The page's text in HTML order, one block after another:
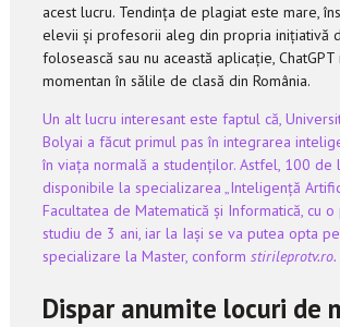
acest lucru. Tendința de plagiat este mare,
elevii și profesorii aleg din propria inițiativă
folosească sau nu această aplicație,
momentan în sălile de clasă din România.
Un alt lucru interesant este faptul că,
Bolyai a făcut primul pas în integrarea
în viața normală a studenților. Astfel, 100 de
disponibile la specializarea „Inteligență
Facultatea de Matematică și Informatică, cu
studiu de 3 ani, iar la Iași se va putea opta
specializare la Master, conform stirileprotv.ro.
Dispar anumite locuri de